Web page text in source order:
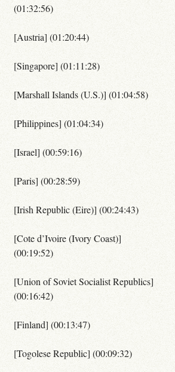
(01:32:56)
[Austria] (01:20:44)
[Singapore] (01:11:28)
[Marshall Islands (U.S.)] (01:04:58)
[Philippines] (01:04:34)
[Israel] (00:59:16)
[Paris] (00:28:59)
[Irish Republic (Eire)] (00:24:43)
[Cote d’Ivoire (Ivory Coast)]
(00:19:52)
[Union of Soviet Socialist Republics]
(00:16:42)
[Finland] (00:13:47)
[Togolese Republic] (00:09:32)